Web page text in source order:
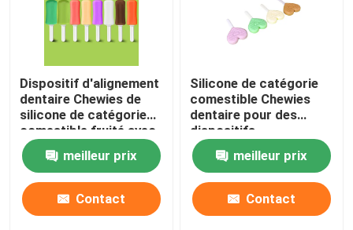
Dispositif d'alignement
dentaire Chewies de
silicone de catégorie
comestible fruité avec
la poignée
meilleur prix
Contact
Silicone de catégorie
comestible Chewies
dentaire pour des
dispositifs
d'alignement en forme
de coeur avec la
poignée
meilleur prix
Contact